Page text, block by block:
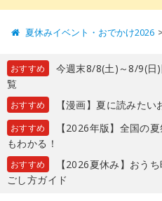
夏休みイベント・おでかけ2026
おすすめ
今週末8/8(土)～8/9(日
覧
おすすめ 【漫画】夏に読みた
おすすめ
【2026年版】全国の
もわかる！
おすすめ
【2026夏休み】おう
ごし方ガイド